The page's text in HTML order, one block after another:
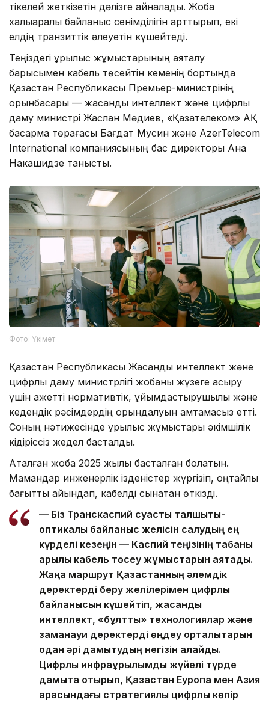
тікелей жеткізетін дәлізге айналады. Жоба
халықаралық байланыс сенімділігін арттырып, екі
елдің транзиттік әлеуетін күшейтеді.
Теңіздегі құрылыс жұмыстарының аяқталу
барысымен кабель төсейтін кеменің бортында
Қазақстан Республикасы Премьер-министрінің
орынбасары — жасанды интеллект және цифрлық
даму министрі Жаслан Мәдиев, «Қазақтелеком» АҚ
басқарма төрағасы Бағдат Мусин және AzerTelecom
International компаниясының бас директоры Ана
Накашидзе танысты.
Фото: Үкімет
Қазақстан Республикасы Жасанды интеллект және
цифрлық даму министрлігі жобаны жүзеге асыру
үшін қажетті нормативтік, ұйымдастырушылық және
кедендік рәсімдердің орындалуын қамтамасыз етті.
Соның нәтижесінде құрылыс жұмыстары әкімшілік
кідіріссіз жедел басталды.
Аталған жоба 2025 жылы басталған болатын.
Мамандар инженерлік ізденістер жүргізіп, оңтайлы
бағытты айқындап, кабелді сынақтан өткізді.
— Біз Транскаспий суасты талшықты-
оптикалық байланыс желісін салудың ең
күрделі кезеңін — Каспий теңізінің табаны
арқылы кабель төсеу жұмыстарын аяқтадық.
Жаңа маршрут Қазақстанның әлемдік
деректерді беру желілерімен цифрлық
байланысын күшейтіп, жасанды
интеллект, «бұлтты» технологиялар және
заманауи деректерді өңдеу орталықтарын
одан әрі дамытудың негізін қалайды.
Цифрлық инфрақұрылымды жүйелі түрде
дамыта отырып, Қазақстан Еуропа мен Азия
арасындағы стратегиялық цифрлық көпір